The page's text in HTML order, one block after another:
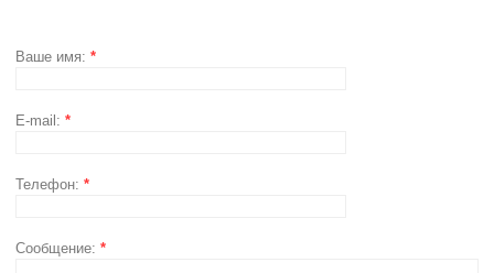
Ваше имя: *
E-mail: *
Телефон: *
Сообщение: *